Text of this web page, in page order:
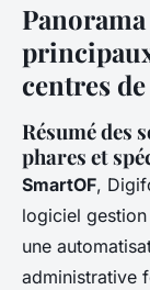
centres
Résumé des
phares et
SmartOF,
logiciel
une
administrative